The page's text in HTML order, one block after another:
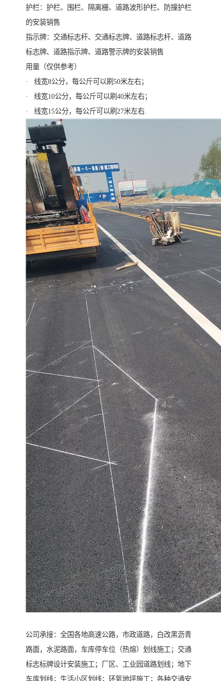
护栏：护栏、围栏、隔离栅、道路波形护栏、防撞护栏
的安装销售
指示牌：交通标志杆、交通标志牌、道路标志杆、道路
标志牌、道路指示牌、道路警示牌的安装销售
用量（仅供参考）
· 线宽8公分，每公斤可以刷50米左右；
· 线宽10公分，每公斤可以刷40米左右；
· 线宽15公分，每公斤可以刷27米左右.
公司承接：全国各地高速公路，市政道路，白改黑沥青
路面，水泥路面，车库停车位（热熔）划线施工；交通
标志标牌设计安装施工；厂区、工业园道路划线；地下
车库划线；生活小区划线；环氧地坪施工；各种交通安